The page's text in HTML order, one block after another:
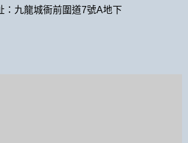
：九龍城衙前圍道7號A地下